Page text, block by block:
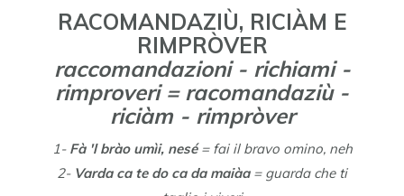
RACOMANDAZIÙ, RICIÀM E
RIMPRÒVER
raccomandazioni - richiami -
rimproveri = racomandaziù -
riciàm - rimpròver
1- Fà 'l brào umìi, nesé= fai il bravo omino, neh
2- Varda ca te do ca da maiàa= guarda che ti